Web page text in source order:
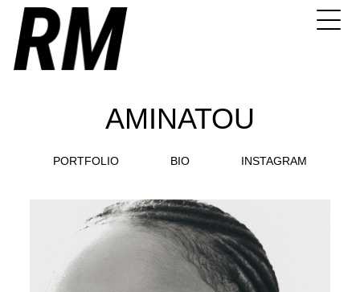
AMINATOU
PORTFOLIO BIO INSTAGRAM